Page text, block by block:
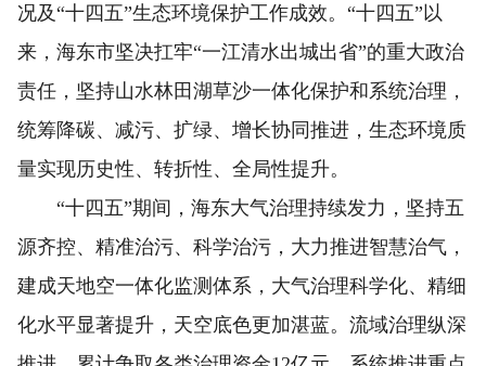
况及“十四五”生态环境保护工作成效。“十四五”以
来，海东市坚决扛牢“一江清水出城出省”的重大政治
责任，坚持山水林田湖草沙一体化保护和系统治理，
统筹降碳、减污、扩绿、增长协同推进，生态环境质
量实现历史性、转折性、全局性提升。
“十四五”期间，海东大气治理持续发力，坚持五
源齐控、精准治污、科学治污，大力推进智慧治气，
建成天地空一体化监测体系，大气治理科学化、精细
化水平显著提升，天空底色更加湛蓝。流域治理纵深